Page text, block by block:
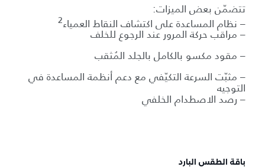
تتضمّن بعض الميزات:
– نظام المساعدة على اكتشاف النقاط العمياء2
– مراقب حركة المرور عند الرجوع للخلف
– مقود مكسو بالكامل بالجلد المُثقب
– مثبّت السرعة التكيّفي مع دعم أنظمة المساعدة في
التوجيه
– رصد الاصطدام الخلفي
باقة الطقس البارد